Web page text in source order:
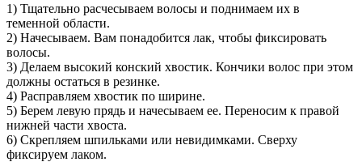
1) Тщательно расчесываем волосы и поднимаем их в
теменной области.
2) Начесываем. Вам понадобится лак, чтобы фиксировать
волосы.
3) Делаем высокий конский хвостик. Кончики волос при этом
должны остаться в резинке.
4) Расправляем хвостик по ширине.
5) Берем левую прядь и начесываем ее. Переносим к правой
нижней части хвоста.
6) Скрепляем шпильками или невидимками. Сверху
фиксируем лаком.